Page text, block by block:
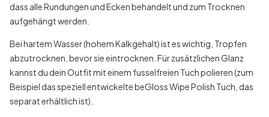
dass alle Rundungen und Ecken behandelt und zum Trocknen
aufgehängt werden.
Bei hartem Wasser (hohem Kalkgehalt) ist es wichtig, Tropfen
abzutrocknen, bevor sie eintrocknen. Für zusätzlichen Glanz
kannst du dein Outfit mit einem fusselfreien Tuch polieren (zum
Beispiel das speziell entwickelte beGloss Wipe Polish Tuch, das
separat erhältlich ist).